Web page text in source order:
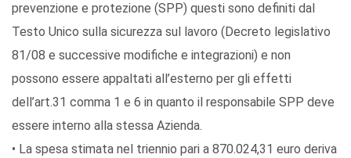
prevenzione e protezione (SPP) questi sono definiti dal
Testo Unico sulla sicurezza sul lavoro (Decreto legislativo
81/08 e successive modifiche e integrazioni) e non
possono essere appaltati all’esterno per gli effetti
dell’art.31 comma 1 e 6 in quanto il responsabile SPP deve
essere interno alla stessa Azienda.
• La spesa stimata nel triennio pari a 870.024,31 euro deriva